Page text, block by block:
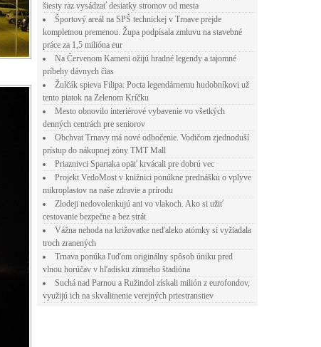
šiesty raz vysádzať desiatky stromov od mesta
Športový areál na SPŠ technickej v Trnave prejde
kompletnou premenou. Župa podpísala zmluvu na stavebné
práce za 1,5 milióna eur
Na Červenom Kameni ožijú hradné legendy a tajomné
príbehy dávnych čias
Žulčák spieva Filipa: Pocta legendárnemu hudobníkovi už
tento piatok na Zelenom Kríčku
Mesto obnovilo interiérové vybavenie vo všetkých
denných centrách pre seniorov
Obchvat Trnavy má nové odbočenie. Vodičom zjednoduší
prístup do nákupnej zóny TMT Mall
Priaznivci Spartaka opäť krvácali pre dobrú vec
Projekt VedoMost v knižnici ponúkne prednášku o vplyve
mikroplastov na naše zdravie a prírodu
Zlodeji nedovolenkujú ani vo vlakoch. Ako si užiť
cestovanie bezpečne a bez strát
Vážna nehoda na križovatke neďaleko atómky si vyžiadala
troch zranených
Trnava ponúka ľuďom originálny spôsob úniku pred
vlnou horúčav v hľadisku zimného štadióna
Suchá nad Parnou a Ružindol získali milión z eurofondov,
využijú ich na skvalitnenie verejných priestranstiev